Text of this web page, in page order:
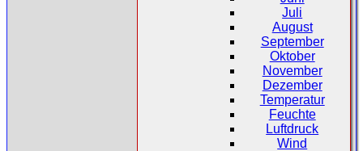
Juli
August
September
Oktober
November
Dezember
Temperatur
Feuchte
Luftdruck
Wind